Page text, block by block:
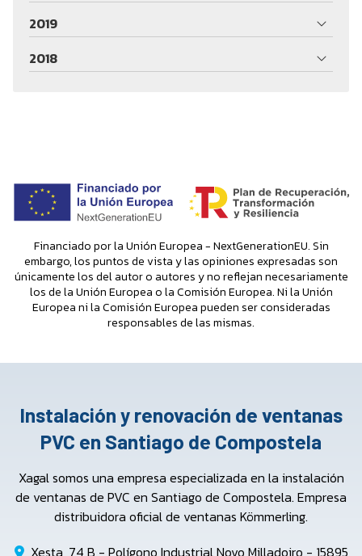
2019
2018
Financiado por la Unión Europea - NextGenerationEU. Sin
embargo, los puntos de vista y las opiniones expresadas son
únicamente los del autor o autores y no reflejan necesariamente
los de la Unión Europea o la Comisión Europea. Ni la Unión
Europea ni la Comisión Europea pueden ser consideradas
responsables de las mismas.
Instalación y renovación de ventanas
PVC en Santiago de Compostela
Xagal somos una empresa especializada en la instalación
de ventanas de PVC en Santiago de Compostela. Empresa
distribuidora oficial de ventanas Kömmerling.